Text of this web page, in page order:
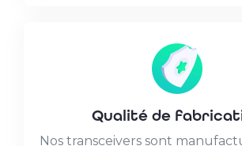
Qualité de
Nos transceivers sont